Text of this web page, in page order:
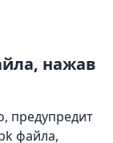
нажав
предупредит
файла,